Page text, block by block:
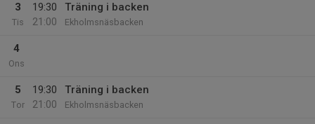
3
Tis
19:30
21:00
Träning i backen
Ekholmsnäsbacken
4
Ons
5
Tor
19:30
21:00
Träning i backen
Ekholmsnäsbacken